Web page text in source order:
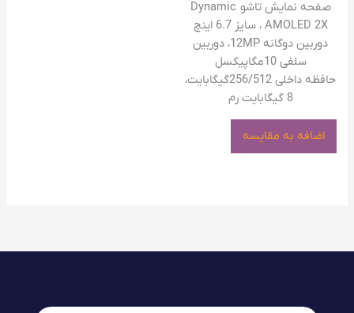
صفحه نمایش تاشو Dynamic
AMOLED 2X ، سایز 6.7 اینچ
دوربین دوگانه 12MP، دوربین
سلفی 10مگاپیکسل
حافظه داخلی 256/512گیگابایت،
8 گیگابایت رم
اضافه به مقایسه